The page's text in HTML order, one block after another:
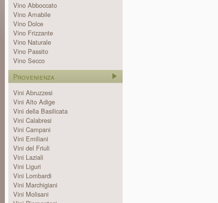
Vino Abboccato
Vino Amabile
Vino Dolce
Vino Frizzante
Vino Naturale
Vino Passito
Vino Secco
Provenienza
Vini Abruzzesi
Vini Alto Adige
Vini della Basilicata
Vini Calabresi
Vini Campani
Vini Emiliani
Vini del Friuli
Vini Laziali
Vini Liguri
Vini Lombardi
Vini Marchigiani
Vini Molisani